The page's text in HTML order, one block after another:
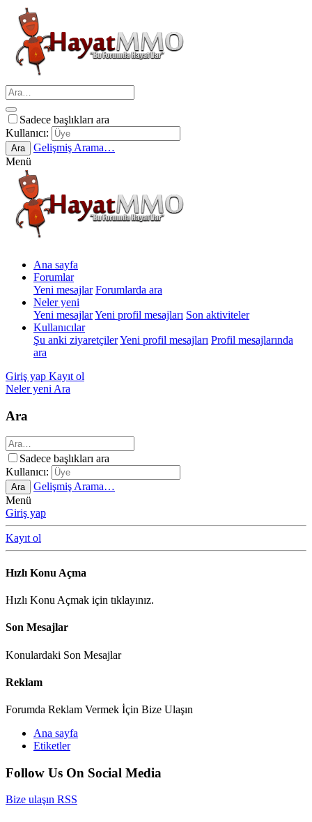
Sadece başlıkları ara
Kullanıcı:
Ara
Gelişmiş Arama…
Menü
Ana sayfa
Forumlar
Yeni mesajlar Forumlarda ara
Neler yeni
Yeni mesajlarYeni profil mesajları Son aktiviteler
Kullanıcılar
Şu anki ziyaretçilerYeni profil mesajları Profil mesajlarında
ara
Giriş yap Kayıt ol
Neler yeni Ara
Ara
Sadece başlıkları ara
Kullanıcı:
Ara
Gelişmiş Arama…
Menü
Giriş yap
Kayıt ol
Hızlı Konu Açma
Hızlı Konu Açmak için tıklayınız.
Son Mesajlar
Konulardaki Son Mesajlar
Reklam
Forumda Reklam Vermek İçin Bize Ulaşın
Ana sayfa
Etiketler
Follow Us On Social Media
Bize ulaşın RSS